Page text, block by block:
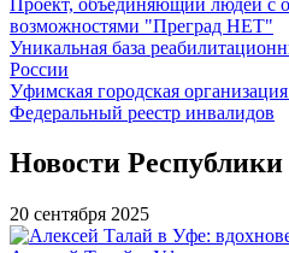
возможностями "Преград НЕТ"
Уникальная база
России
Уфимская городская
Федеральный реестр инвалидов
Новости
20 сентября 2025